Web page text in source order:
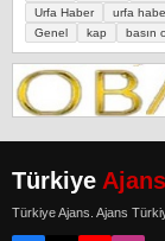
Urfa Haber
urfa
Genel
kap basın
Türkiye Ajans
Türkiye Ajans. Ajans